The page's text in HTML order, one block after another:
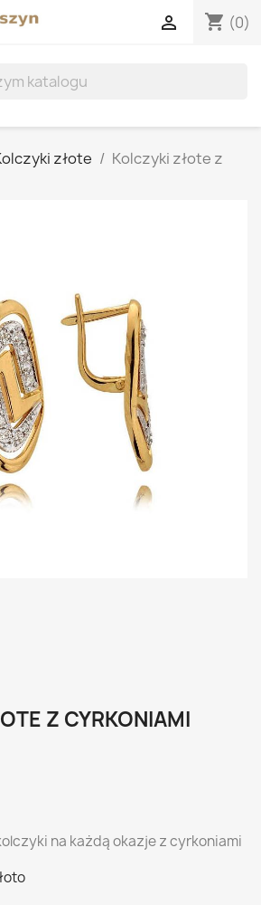
shopping_cart (0)

złote
Kolczyki złote z
Z CYRKONIAMI
na każdą okazje z cyrkoniami